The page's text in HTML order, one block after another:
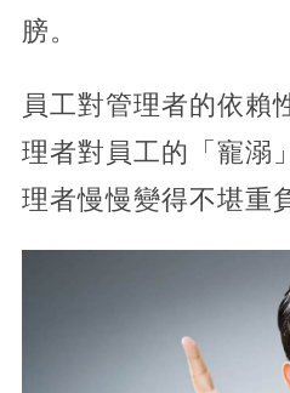
膀。
員工對管理者的依賴
理者對員工的「寵溺
理者慢慢變得不堪重